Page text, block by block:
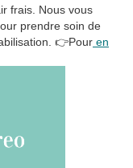
1:42
frais. Nous vous
prendre soin de
👉Pour en